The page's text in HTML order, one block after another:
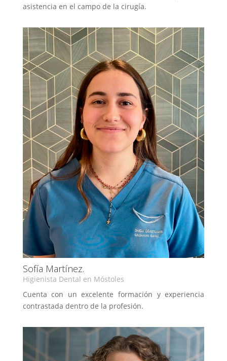
asistencia en el campo de la cirugía.
Sofía Martínez.
Higienista Dental en Móstoles
Cuenta con un excelente formación y experiencia
contrastada dentro de la profesión.